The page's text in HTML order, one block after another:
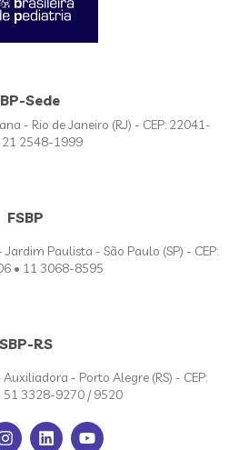
Sede
- Rio de Janeiro (RJ) - CEP: 22041-
21 2548-1999
FSBP
Paulista - São Paulo (SP) - CEP:
• 11 3068-8595
SBP-RS
- Porto Alegre (RS) - CEP:
51 3328-9270 / 9520